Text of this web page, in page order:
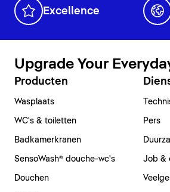
Excellence
Upgrade Your
Producten
Wasplaats
WC's & toiletten
Badkamerkranen
SensoWash® douche-wc's
Douchen
Pers
Job &